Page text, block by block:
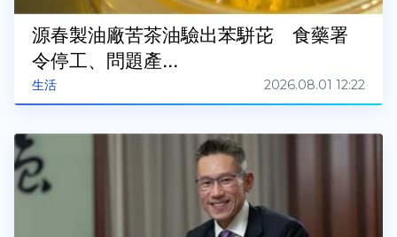
生活
源春製油廠苦茶油驗出苯駢芘 食藥署
令停工、問題產...
2026.08.01 12:22